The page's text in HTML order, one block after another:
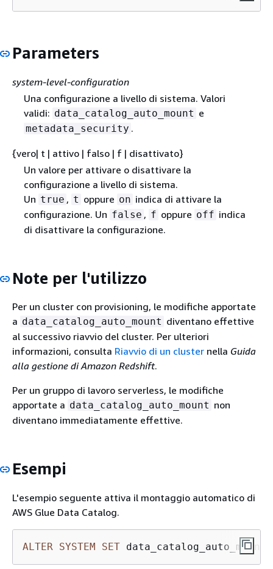
Parameters
system-level-configuration
Una configurazione a livello di sistema. Valori
validi: data_catalog_auto_mount e
metadata_security .
{vero| t | attivo | falso | f | disattivato}
Un valore per attivare o disattivare la
configurazione a livello di sistema.
Un true , t oppure on indica di attivare la
configurazione. Un false , f oppure off indica
di disattivare la configurazione.
Note per l'utilizzo
Per un cluster con provisioning, le modifiche apportate
a data_catalog_auto_mount diventano effettive
al successivo riavvio del cluster. Per ulteriori
informazioni, consulta Riavvio di un cluster nella Guida
alla gestione di Amazon Redshift.
Per un gruppo di lavoro serverless, le modifiche
apportate a data_catalog_auto_mount non
diventano immediatamente effettive.
Esempi
L'esempio seguente attiva il montaggio automatico di
AWS Glue Data Catalog.
ALTER SYSTEM SET data_catalog_auto_mount